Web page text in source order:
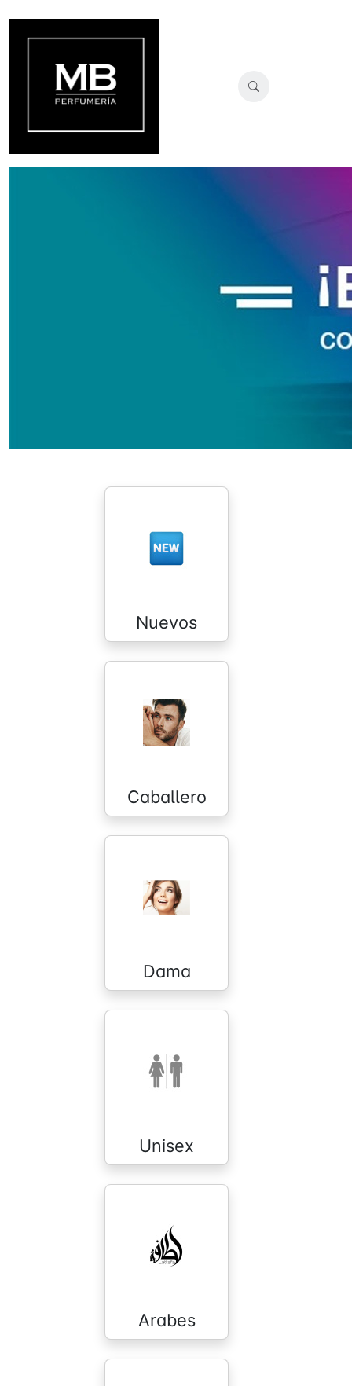
Nuevos
Caballero
Dama
Unisex
Arabes